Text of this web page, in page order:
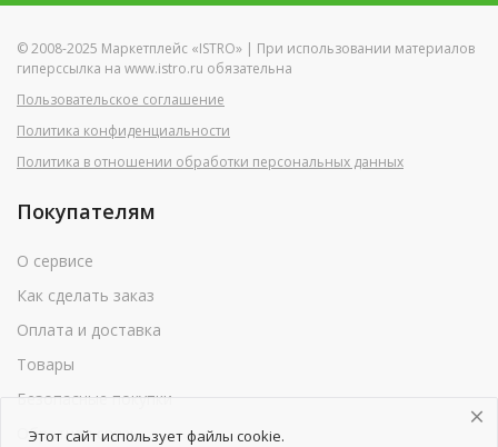
© 2008-2025 Маркетплейс «ISTRO» | При использовании материалов
гиперссылка на www.istro.ru обязательна
Пользовательское соглашение
Политика конфиденциальности
Политика в отношении обработки персональных данных
Покупателям
О сервисе
Как сделать заказ
Оплата и доставка
Товары
Безопасные покупки
Обратная связь
Этот сайт использует файлы cookie.